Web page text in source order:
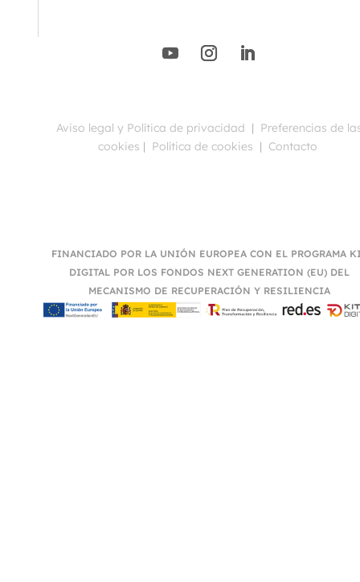
Aviso legal y Política de privacidad | Preferencias de
cookies | Política de cookies | Contacto
FINANCIADO POR LA UNIÓN EUROPEA CON EL PROGRAMA
DIGITAL POR LOS FONDOS NEXT GENERATION (EU) DEL
MECANISMO DE RECUPERACIÓN Y RESILIENCIA